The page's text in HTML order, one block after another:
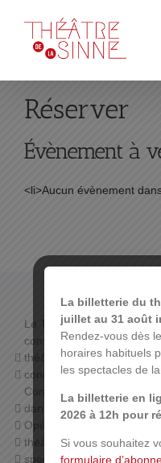
contenu
Réserver
Évènement à
<li>Aucun évènement
Le THÉÂTRE DE LA
constitué de :
théâtre de boulevard,
concerts (orchestre
Conservatoire,
danse (Ballet du Rhin,
Opéra,
théâtre jeune public,
spectacles associatifs…
La billetterie du
juillet au 31 août
Rendez-vous dès
horaires habituels
les spectacles de
La billetterie en
2026 à 12h pour
Si vous souhaitez
formulaire